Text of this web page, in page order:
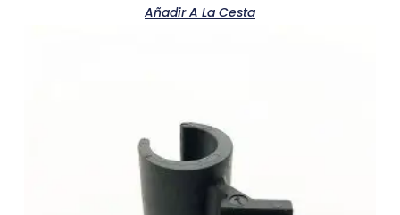
Añadir A La Cesta